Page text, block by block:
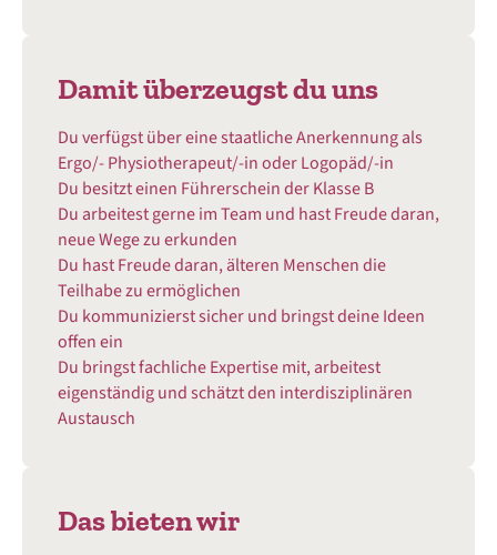
Damit überzeugst du uns
Du verfügst über eine staatliche Anerkennung als
Ergo/- Physiotherapeut/-in oder Logopäd/-in
Du besitzt einen Führerschein der Klasse B
Du arbeitest gerne im Team und hast Freude daran,
neue Wege zu erkunden
Du hast Freude daran, älteren Menschen die
Teilhabe zu ermöglichen
Du kommunizierst sicher und bringst deine Ideen
offen ein
Du bringst fachliche Expertise mit, arbeitest
eigenständig und schätzt den interdisziplinären
Austausch
Das bieten wir